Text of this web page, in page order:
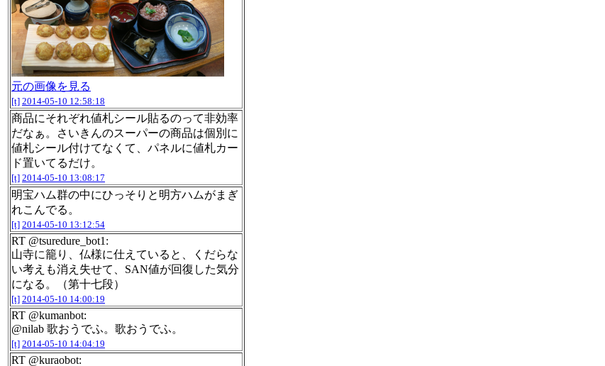
元の画像を見る
[t] 2014-05-10 12:58:18
商品にそれぞれ値札シール貼るのって非効率
だなぁ。さいきんのスーパーの商品は個別に
値札シール付けてなくて、パネルに値札カー
ド置いてるだけ。
[t] 2014-05-10 13:08:17
明宝ハム群の中にひっそりと明方ハムがまぎ
れこんでる。
[t] 2014-05-10 13:12:54
RT @tsuredure_bot1:
山寺に籠り、仏様に仕えていると、くだらな
い考えも消え失せて、SAN値が回復した気分
になる。（第十七段）
[t] 2014-05-10 14:00:19
RT @kumanbot:
@nilab 歌おうでふ。歌おうでふ。
[t] 2014-05-10 14:04:19
RT @kuraobot: